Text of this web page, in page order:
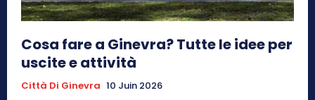
Cosa fare a Ginevra? Tutte le idee per
uscite e attività
Città Di Ginevra 10 Juin 2026